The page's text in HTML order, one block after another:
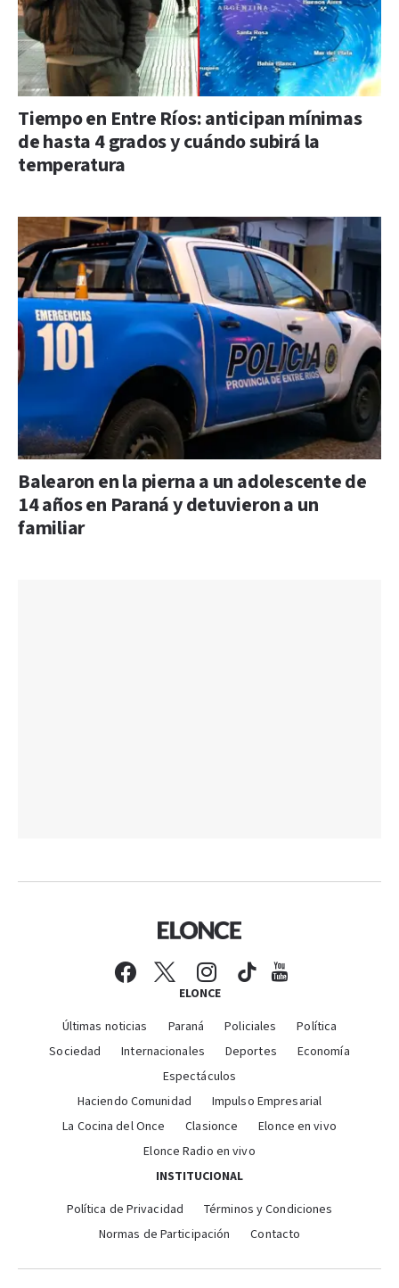
Tiempo en Entre Ríos: anticipan mínimas
de hasta 4 grados y cuándo subirá la
temperatura
Balearon en la pierna a un adolescente de
14 años en Paraná y detuvieron a un
familiar
ELONCE
Últimas noticias Paraná Policiales
Política
Sociedad
Internacionales Deportes
Economía
Espectáculos
Haciendo Comunidad
Impulso Empresarial
La Cocina del Once
Clasionce
Elonce en vivo
Elonce Radio en vivo
INSTITUCIONAL
Política de Privacidad
Términos y Condiciones
Normas de Participación
Contacto